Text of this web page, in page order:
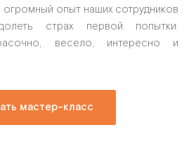
опыт наших сотрудников
страх первой попытки.
весело, интересно и
мастер-класс